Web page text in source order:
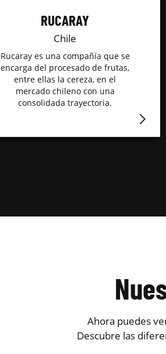
RUCARAY
Chile
Rucaray es una compañía que se
encarga del procesado de frutas,
entre ellas la cereza, en el
mercado chileno con una
consolidada trayectoria.
Ahora puedes
Descubre las